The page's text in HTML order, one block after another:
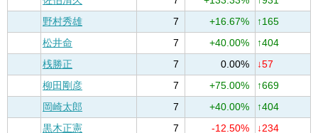
野村秀雄
7 +16.67%
↑165
松井命
7 +40.00%
↑404
桟勝正
7 0.00%
↓57
柳田剛彦
7 +75.00%
↑669
岡崎太郎
7 +40.00%
↑404
黒木正憲
7 -12.50%
↓234